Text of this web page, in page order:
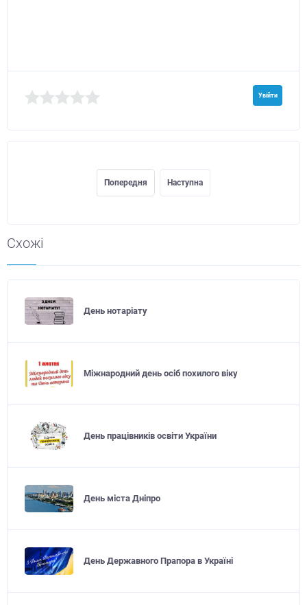
Увійти
Попередня Наступна
Схожі
День нотаріату
Міжнародний день осіб похилого віку
День працівників освіти України
День міста Дніпро
День Державного Прапора в Україні